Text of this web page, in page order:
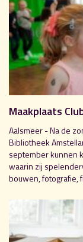
Maakplaats
Aalsmeer - Na de
Bibliotheek
september kunnen
waarin zij
bouwen, fotografie,